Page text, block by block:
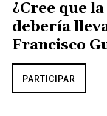
¿Cree que
debería
Francisco
PARTICIPAR